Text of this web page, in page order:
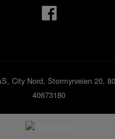
City Nord, Stormyrveien 20,
40673180